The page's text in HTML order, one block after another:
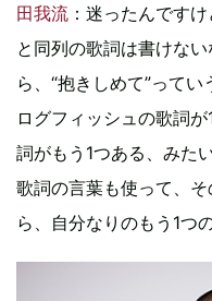
田我流 ：迷ったんです
と同列の歌詞は書けな
ら、“抱きしめて”って
ログフィッシュの歌詞
詞がもう1つある、みた
歌詞の言葉も使って、
ら、自分なりのもう1つ